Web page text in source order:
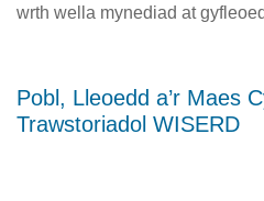
wrth wella mynediad at
Pobl, Lleoedd a’r Maes
Trawstoriadol WISERD